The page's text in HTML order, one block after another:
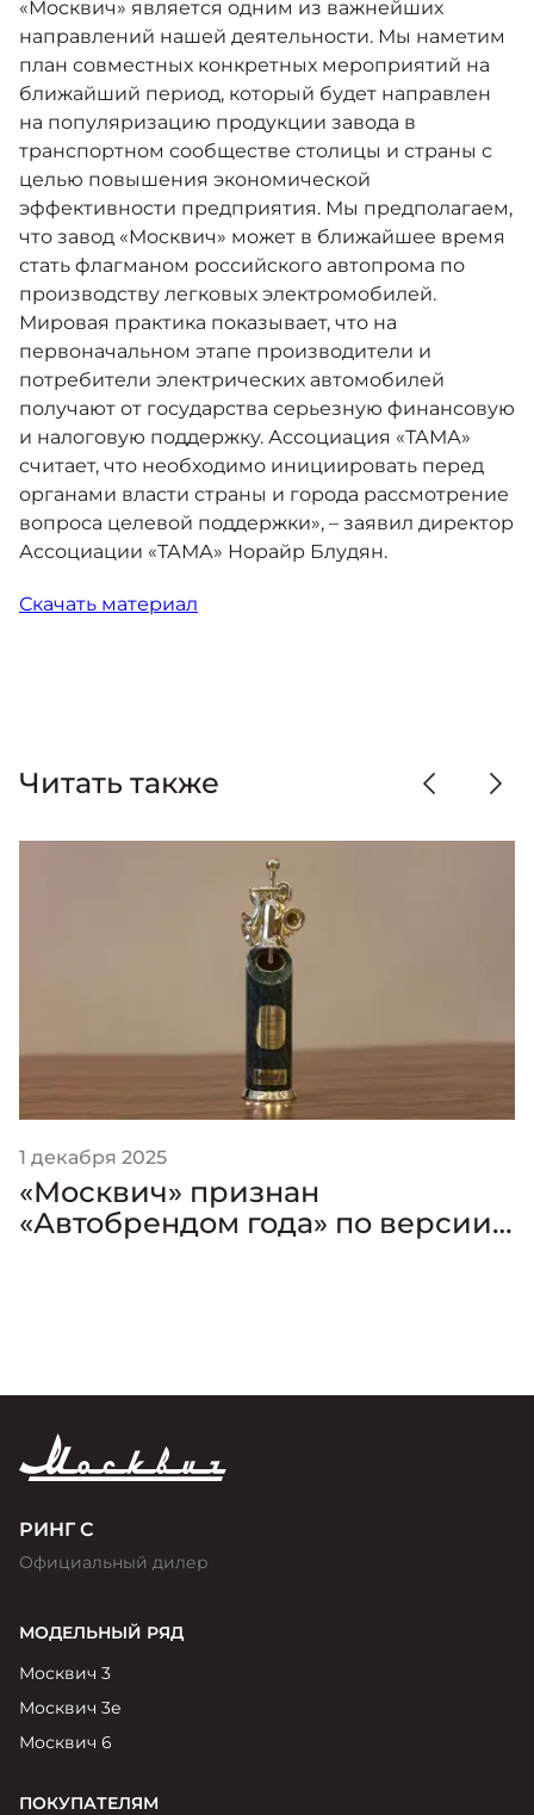
«Москвич» является одним из важнейших
направлений нашей деятельности. Мы наметим
план совместных конкретных мероприятий на
ближайший период, который будет направлен
на популяризацию продукции завода в
транспортном сообществе столицы и страны с
целью повышения экономической
эффективности предприятия. Мы предполагаем,
что завод «Москвич» может в ближайшее время
стать флагманом российского автопрома по
производству легковых электромобилей.
Мировая практика показывает, что на
первоначальном этапе производители и
потребители электрических автомобилей
получают от государства серьезную финансовую
и налоговую поддержку. Ассоциация «ТАМА»
считает, что необходимо инициировать перед
органами власти страны и города рассмотрение
вопроса целевой поддержки», – заявил директор
Ассоциации «ТАМА» Норайр Блудян.
Скачать материал
Читать также
1 декабря 2025
«Москвич» признан
«Автобрендом года» по версии
РИНГ С
Официальный дилер
МОДЕЛЬНЫЙ РЯД
Москвич 3
Москвич 3е
Москвич 6
ПОКУПАТЕЛЯМ